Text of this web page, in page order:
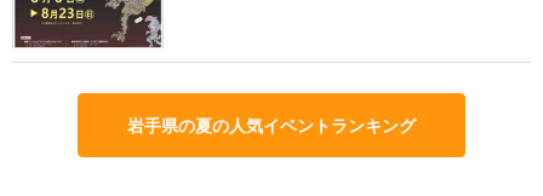
岩手県の夏の人気イベントランキング